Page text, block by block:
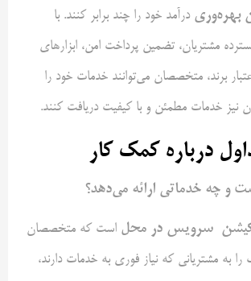
بهره‌وری درآمد خود را چند برابر کنند. با
مشتریان، تضمین پرداخت امن، ابزارهای
برند، متخصصان می‌توانند خدمات خود را
نیز خدمات مطمئن و با کیفیت دریافت کنند.
درباره کمک‌ کار
و چه خدماتی ارائه می‌دهد؟
سرویس در محل است که متخصصان
به مشتریانی که نیاز فوری به خدمات دارند،